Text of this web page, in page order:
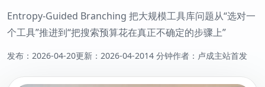
Entropy-Guided Branching 把大规模工具库问题从“选对一
个工具”推进到“把搜索预算花在真正不确定的步骤上”
发布： 2026-04-20更新： 2026-04-2014 分钟作者：卢成主站首发